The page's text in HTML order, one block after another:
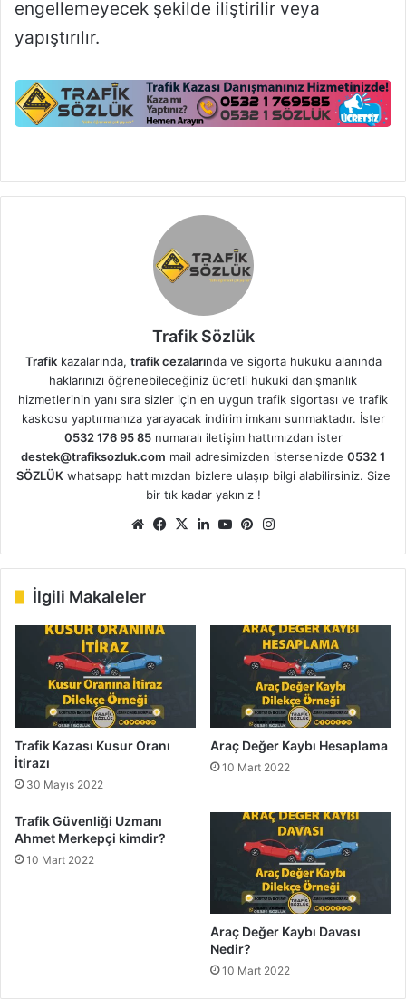
engellemeyecek şekilde iliştirilir veya
yapıştırılır.
Trafik Sözlük
Trafikkazalarında, trafik cezalarında ve sigorta hukuku alanında
haklarınızı öğrenebileceğiniz ücretli hukuki danışmanlık
hizmetlerinin yanı sıra sizler için en uygun trafik sigortası ve trafik
kaskosu yaptırmanıza yarayacak indirim imkanı sunmaktadır. İster
0532 176 95 85numaralı iletişim hattımızdan ister
destek@trafiksozluk.com mail adresimizden istersenizde 0532 1
SÖZLÜKwhatsapp hattımızdan bizlere ulaşıp bilgi alabilirsiniz. Size
bir tık kadar yakınız !
We
sit
Fa
bo
X
Lin
dIn
Yo
ub
Pin
est ra
İlgili Makaleler
Trafik Kazası Kusur Oranı
İtirazı
30 Mayıs 2022
Araç Değer Kaybı Hesaplama
10 Mart 2022
Trafik Güvenliği Uzmanı
Ahmet Merkepçi kimdir?
10 Mart 2022
Araç Değer Kaybı Davası
Nedir?
10 Mart 2022